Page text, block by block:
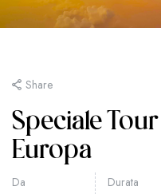
Share
Speciale
Europa
Da Durata